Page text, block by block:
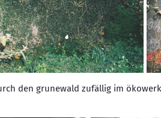
den grunewald zufällig im